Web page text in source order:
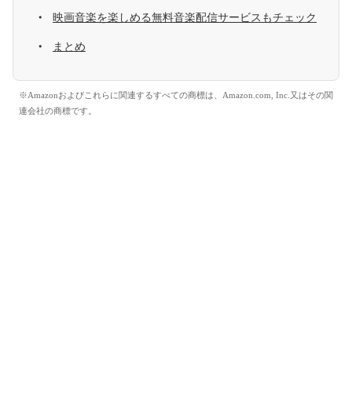
映画音楽を楽しめる無料音楽配信サービスもチェック
まとめ
※Amazonおよびこれらに関連するすべての商標は、Amazon.com, Inc.又はその関
連会社の商標です。